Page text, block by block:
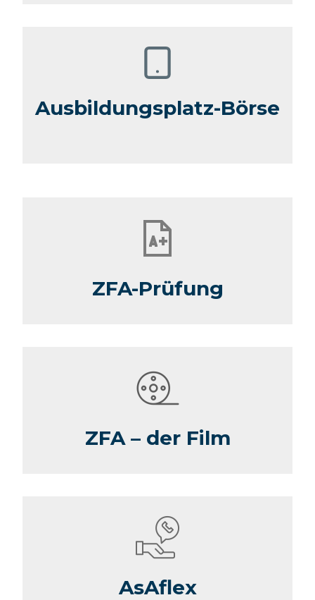
Ausbildungsplatz-Börse
ZFA-Prüfung
ZFA – der Film
AsAflex